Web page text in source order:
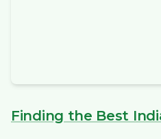
Finding the Best